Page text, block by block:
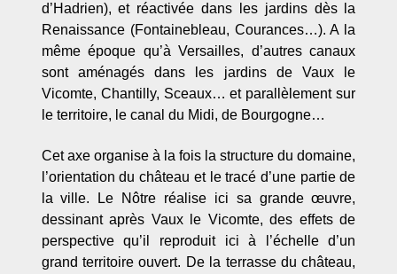
d’Hadrien), et réactivée dans les jardins dès la
Renaissance (Fontainebleau, Courances…). A la
même époque qu’à Versailles, d’autres canaux
sont aménagés dans les jardins de Vaux le
Vicomte, Chantilly, Sceaux… et parallèlement sur
le territoire, le canal du Midi, de Bourgogne…
Cet axe organise à la fois la structure du domaine,
l’orientation du château et le tracé d’une partie de
la ville. Le Nôtre réalise ici sa grande œuvre,
dessinant après Vaux le Vicomte, des effets de
perspective qu’il reproduit ici à l’échelle d’un
grand territoire ouvert. De la terrasse du château,